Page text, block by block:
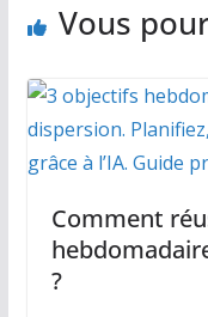
Vous
Comment
?